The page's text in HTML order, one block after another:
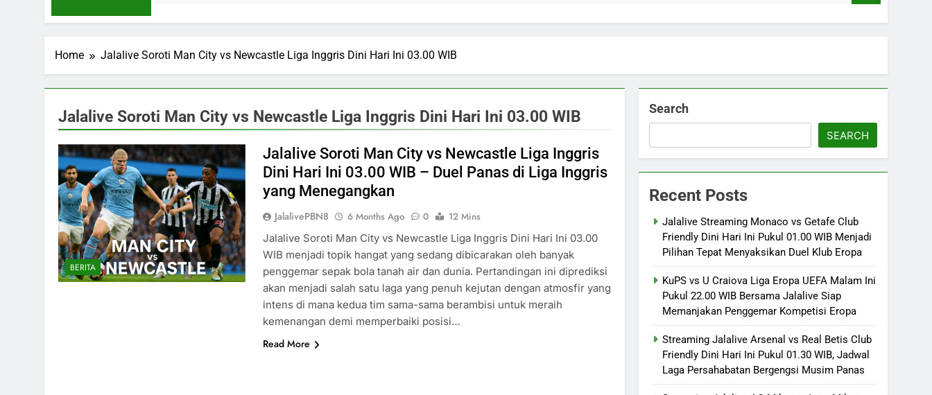
Home Jalalive Soroti Man City vs Newcastle Liga Inggris Dini Hari Ini 03.00 WIB
Jalalive Soroti Man City vs Newcastle Liga Inggris Dini Hari Ini 03.00 WIB
BERITA
Jalalive Soroti Man City vs Newcastle Liga Inggris
Dini Hari Ini 03.00 WIB – Duel Panas di Liga Inggris
yang Menegangkan
JalalivePBN8 6 Months Ago 0
12 Mins
Jalalive Soroti Man City vs Newcastle Liga Inggris Dini Hari Ini 03.00
WIB menjadi topik hangat yang sedang dibicarakan oleh banyak
penggemar sepak bola tanah air dan dunia. Pertandingan ini diprediksi
akan menjadi salah satu laga yang penuh kejutan dengan atmosfir yang
intens di mana kedua tim sama-sama berambisi untuk meraih
kemenangan demi memperbaiki posisi…
Read More
Search
SEARCH
Recent Posts
Jalalive Streaming Monaco vs Getafe Club
Friendly Dini Hari Ini Pukul 01.00 WIB Menjadi
Pilihan Tepat Menyaksikan Duel Klub Eropa
KuPS vs U Craiova Liga Eropa UEFA Malam Ini
Pukul 22.00 WIB Bersama Jalalive Siap
Memanjakan Penggemar Kompetisi Eropa
Streaming Jalalive Arsenal vs Real Betis Club
Friendly Dini Hari Ini Pukul 01.30 WIB, Jadwal
Laga Persahabatan Bergengsi Musim Panas